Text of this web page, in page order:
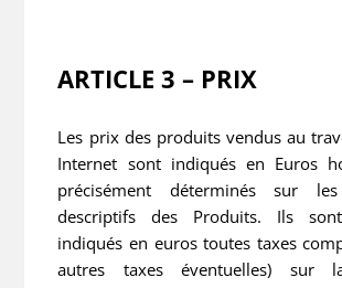
ARTICLE 3 – PRIX
Les prix des produits vendus au
Internet sont indiqués en Euros
précisément déterminés sur
descriptifs des Produits. Ils
indiqués en euros toutes taxes
autres taxes éventuelles) sur